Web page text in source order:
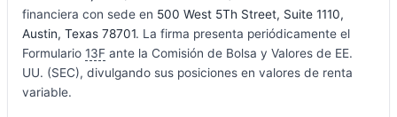
financiera con sede en 500 West 5Th Street, Suite 1110,
Austin, Texas 78701. La firma presenta periódicamente el
Formulario 13Fante la Comisión de Bolsa y Valores de EE.
UU. (SEC), divulgando sus posiciones en valores de renta
variable.